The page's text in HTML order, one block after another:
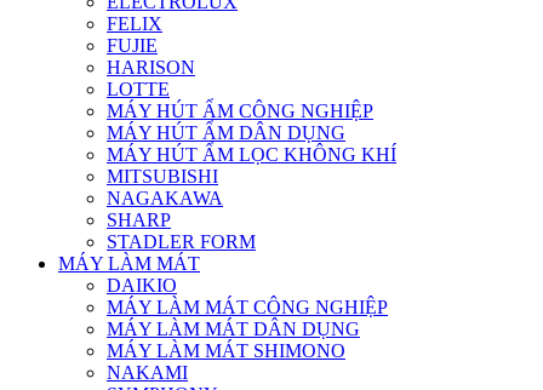
FELIX
FUJIE
HARISON
LOTTE
MÁY HÚT ẨM CÔNG NGHIỆP
MÁY HÚT ẨM DÂN DỤNG
MÁY HÚT ẨM LỌC KHÔNG KHÍ
MITSUBISHI
NAGAKAWA
SHARP
STADLER FORM
MÁY LÀM MÁT
DAIKIO
MÁY LÀM MÁT CÔNG NGHIỆP
MÁY LÀM MÁT DÂN DỤNG
MÁY LÀM MÁT SHIMONO
NAKAMI